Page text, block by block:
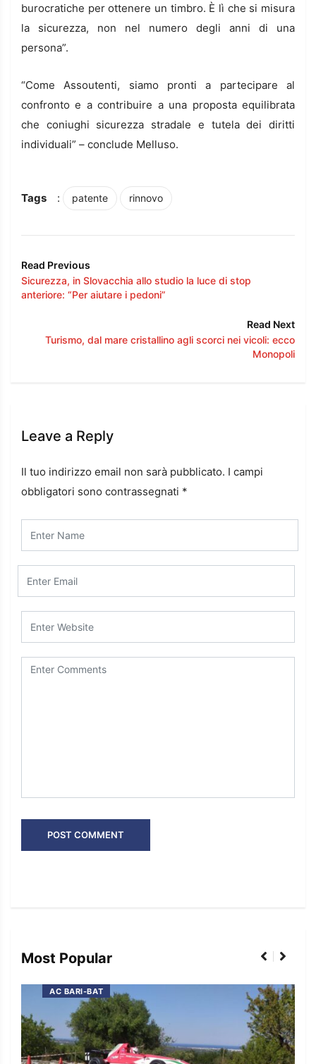
burocratiche per ottenere un timbro. È lì che si misura
la sicurezza, non nel numero degli anni di una
persona”.
“Come Assoutenti, siamo pronti a partecipare al
confronto e a contribuire a una proposta equilibrata
che coniughi sicurezza stradale e tutela dei diritti
individuali” – conclude Melluso.
Tags : patente rinnovo
Read Previous
Sicurezza, in Slovacchia allo studio la luce di stop
anteriore: “Per aiutare i pedoni”
Read Next
Turismo, dal mare cristallino agli scorci nei vicoli: ecco
Monopoli
Leave a Reply
Il tuo indirizzo email non sarà pubblicato. I campi
obbligatori sono contrassegnati *
Most Popular
AC BARI-BAT